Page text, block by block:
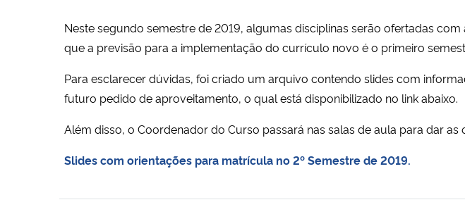
Neste segundo semestre de 2019, algumas disciplinas serão ofertadas
que a previsão para a implementação do currículo novo é o primeiro
Para esclarecer dúvidas, foi criado um arquivo contendo slides com
futuro pedido de aproveitamento, o qual está disponibilizado no link abaixo.
Além disso, o Coordenador do Curso passará nas salas de aula para dar
Slides com orientações para matrícula no 2º Semestre de 2019.